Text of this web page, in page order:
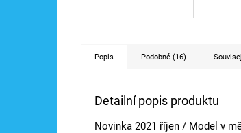
Popis Podobné (16)
Detailní popis produktu
Novinka 2021 říjen / Model v